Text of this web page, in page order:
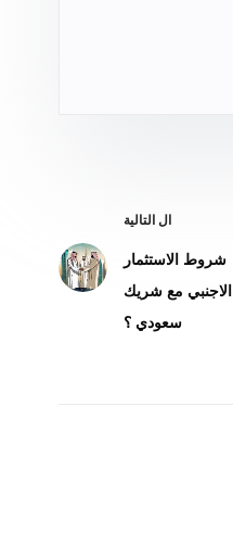
ال التالية
شروط الاستثمار
الاجنبي مع شريك
سعودي ؟